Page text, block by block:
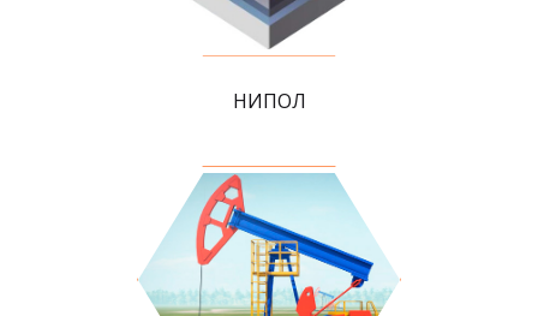
НИПОЛ